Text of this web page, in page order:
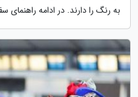
به رنگ را دارند. در ادامه راهنمای